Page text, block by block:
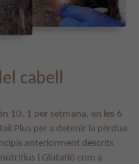
cabell
10, 1 per setmana, en les 6
Plus per a detenir la pèrdua
anteriorment descrits
i Glutatió com a